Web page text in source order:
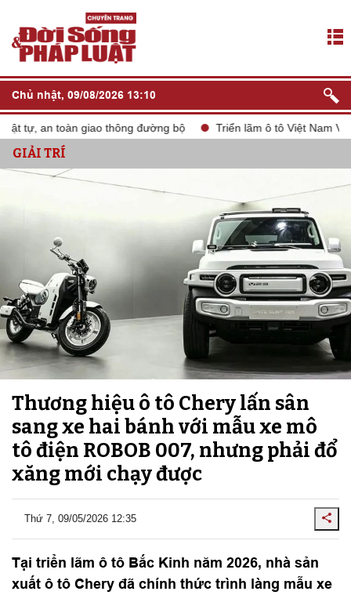
Chủ nhật, 09/08/2026 13:10
an toàn giao thông đường bộ Triển lãm ô tô Việt Nam VMS
GIẢI TRÍ
Thương hiệu ô tô Chery lấn sân
sang xe hai bánh với mẫu xe mô
tô điện ROBOB 007, nhưng phải đổ
xăng mới chạy được
Thứ 7, 09/05/2026 12:35
Tại triển lãm ô tô Bắc Kinh năm 2026, nhà sản
xuất ô tô Chery đã chính thức trình làng mẫu xe